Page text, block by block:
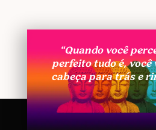
“Quando você
perfeito tudo é, você
cabeça para trás e